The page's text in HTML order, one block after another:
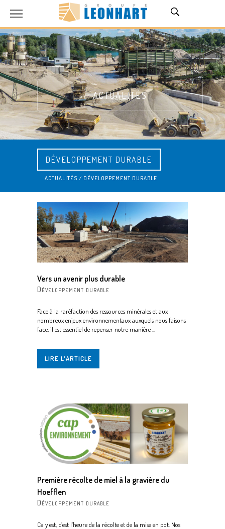
ACTUALITÉS
DÉVELOPPEMENT DURABLE
ACTUALITÉS / DÉVELOPPEMENT DURABLE
Vers un avenir plus durable
Développement durable
Face à la raréfaction des ressources minérales et aux
nombreux enjeux environnementaux auxquels nous faisons
face, il est essentiel de repenser notre manière ...
LIRE L'ARTICLE
Première récolte de miel à la gravière du
Hoefflen
Développement durable
Ca y est, c’est l’heure de la récolte et de la mise en pot. Nos